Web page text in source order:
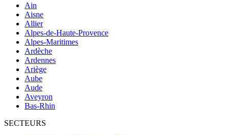
Ain
Aisne
Allier
Alpes-de-Haute-Provence
Alpes-Maritimes
Ardèche
Ardennes
Ariège
Aube
Aude
Aveyron
Bas-Rhin
SECTEURS